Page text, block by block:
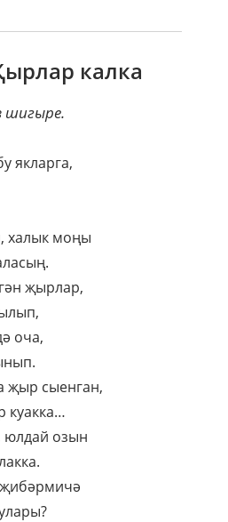
калка
шигыре.
якларга,
халык моңы
җырлар,
оча,
җыр сыенган,
куакка…
юлдай озын